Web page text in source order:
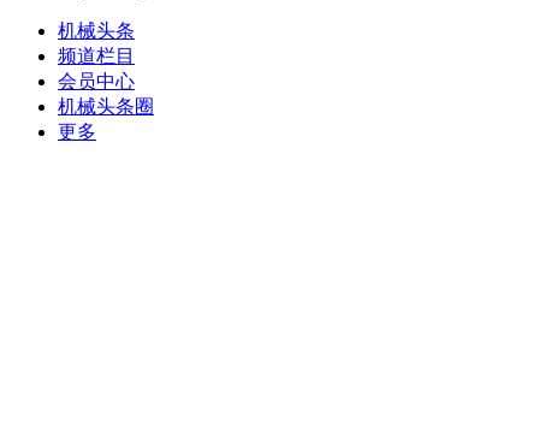
机械头条
频道栏目
会员中心
机械头条圈
更多